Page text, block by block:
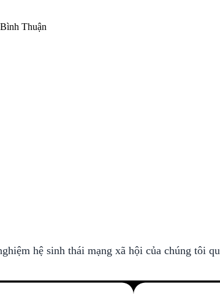
Thuận
hệ sinh thái mạng xã hội của chúng tôi